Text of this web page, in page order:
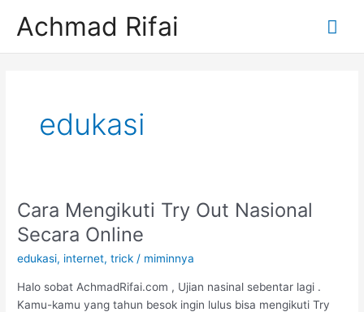
Achmad Rifai
edukasi
Cara Mengikuti Try Out Nasional
Secara Online
edukasi, internet,trick / miminnya
Halo sobat AchmadRifai.com , Ujian nasinal sebentar lagi .
Kamu-kamu yang tahun besok ingin lulus bisa mengikuti Try
Cara
Mengikuti
Try
Out